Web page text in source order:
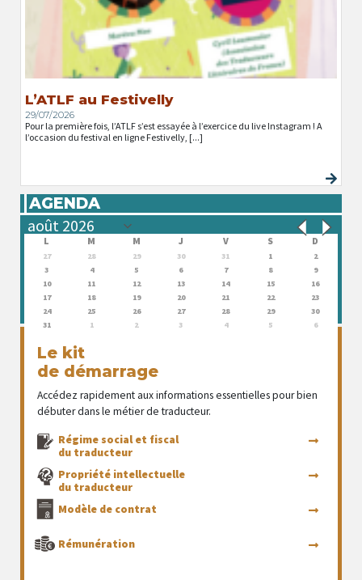
L’ATLF au Festivelly
29/07/2026
Pour la première fois, l’ATLF s’est essayée à l’exercice du live Instagram ! A
l’occasion du festival en ligne Festivelly, [...]
AGENDA
L M M J V S D
27 28 29 30 31 1
2
3
4 5 6 7 8
9
10
11 12 13 14 15
16
17
18 19 20 21 22
23
24
25 26 27 28 29
30
31
1 2 3 4 5 6
Le kit
de démarrage
Accédez rapidement aux informations essentielles pour bien
débuter dans le métier de traducteur.
Régime social et fiscal
du traducteur
Propriété intellectuelle
du traducteur
Modèle de contrat
Rémunération